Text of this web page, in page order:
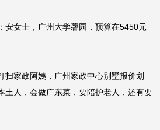
安女士，广州大学馨园，预算在5450元
扫家政阿姨，广州家政中心别墅报价划
土人，会做广东菜，要陪护老人，还有要